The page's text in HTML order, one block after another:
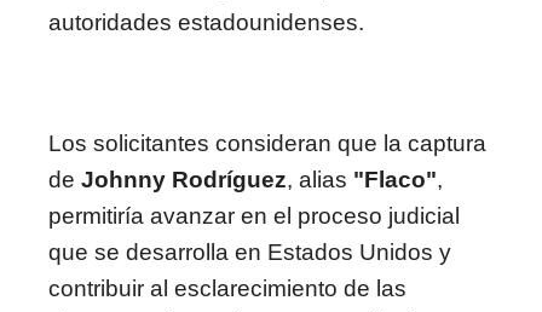
autoridades estadounidenses.
Los solicitantes consideran que la captura
de Johnny Rodríguez, alias "Flaco",
permitiría avanzar en el proceso judicial
que se desarrolla en Estados Unidos y
contribuir al esclarecimiento de las